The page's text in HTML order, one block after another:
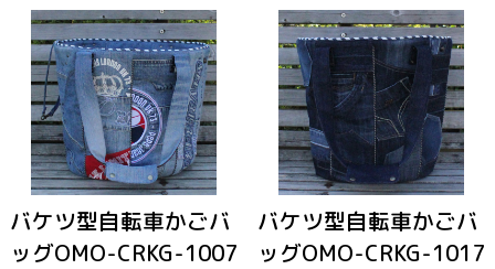
バケツ型自転車かごバ
ッグOMO-CRKG-1007
バケツ型自転車かごバ
ッグOMO-CRKG-1017